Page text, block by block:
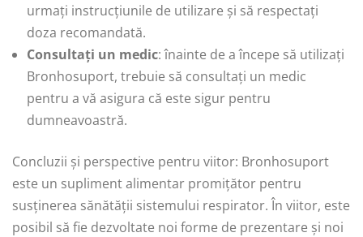
urmați instrucțiunile de utilizare și să respectați
doza recomandată.
Consultați un medic: înainte de a începe să utilizați
Bronhosuport, trebuie să consultați un medic
pentru a vă asigura că este sigur pentru
dumneavoastră.
Concluzii și perspective pentru viitor: Bronhosuport
este un supliment alimentar promițător pentru
susținerea sănătății sistemului respirator. În viitor, este
posibil să fie dezvoltate noi forme de prezentare și noi